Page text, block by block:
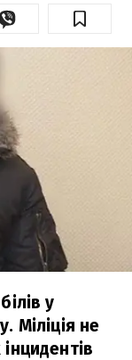
у
Міліція не